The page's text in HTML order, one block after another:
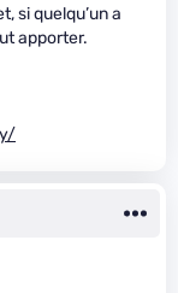
si quelqu’un a
apporter.